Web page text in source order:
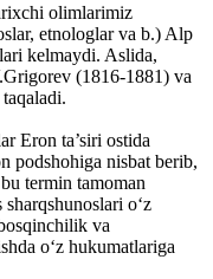
olimlarimiz
etnologlar va b.) Alp
kelmaydi. Aslida,
(1816-1881) va
Eron ta’siri ostida
podshohiga nisbat berib,
termin tamoman
o‘z
va
o‘z hukumatlariga